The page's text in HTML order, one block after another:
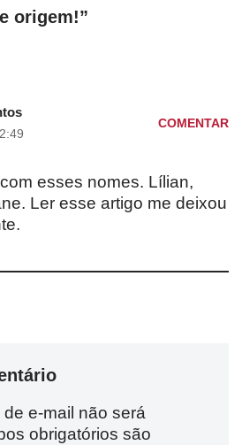
origem!”
COMENTAR
esses nomes. Lílian,
Ler esse artigo me deixou
e-mail não será
obrigatórios são